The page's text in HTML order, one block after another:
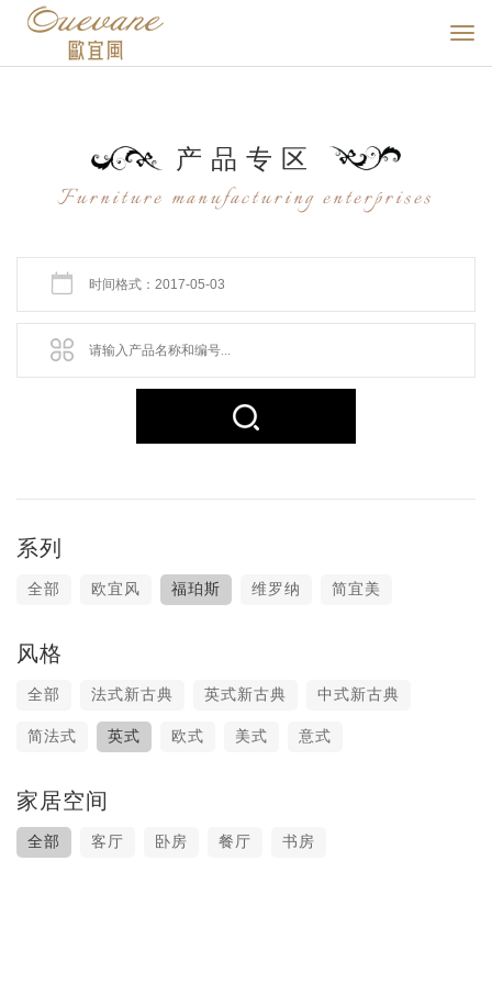
产品 专区
Furniture manufacturing enterprises
系列
全部 欧宜风 福珀斯 维罗纳 简宜美
风格
全部 法式新古典 英式新古典 中式新古典
简法式 英式 欧式 美式 意式
家居空间
全部 客厅 卧房 餐厅 书房